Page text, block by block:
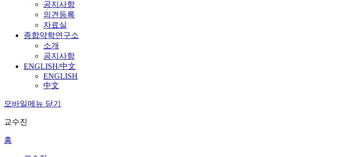
공지사항
의견등록
자료실
종합약학연구소
소개
공지사항
ENGLISH/中文
ENGLISH
中文
모바일메뉴 닫기
교수진
홈